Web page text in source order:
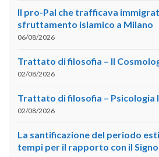
Il pro-Pal che trafficava
sfruttamento islamico a Milano
06/08/2026
Trattato di filosofia – II
02/08/2026
Trattato di filosofia – Psicologia
02/08/2026
La santificazione del periodo
tempi per il rapporto con il